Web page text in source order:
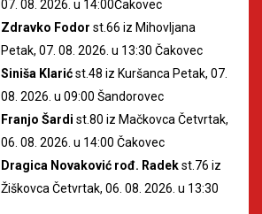
07. 08. 2026. u 14:00Čakovec
Zdravko Fodor st.66 iz Mihovljana
Petak, 07. 08. 2026. u 13:30 Čakovec
Siniša Klarićst.48 iz Kuršanca Petak, 07.
08. 2026. u 09:00 Šandorovec
Franjo Šardi st.80 iz Mačkovca Četvrtak,
06. 08. 2026. u 14:00 Čakovec
Dragica Novaković rođ. Radekst.76 iz
Žiškovca Četvrtak, 06. 08. 2026. u 13:30